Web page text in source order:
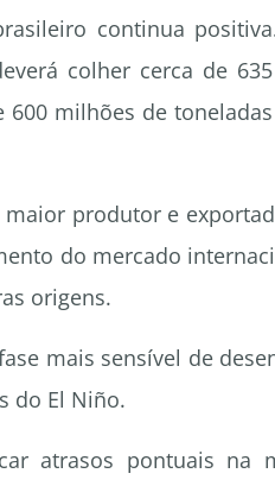
continua
colher cerca de
600 milhões de
produtor e
do mercado
origens.
mais sensível de
do El Niño.
atrasos pontuais na